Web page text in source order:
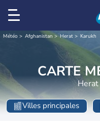
Météo Afghanistan Herat Karukh
CARTE
Villes principales